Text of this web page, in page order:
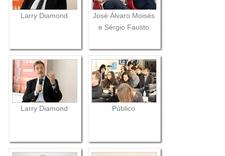
Larry Diamond
José Álvaro Moisés
e Sérgio Fausto
Larry Diamond Público